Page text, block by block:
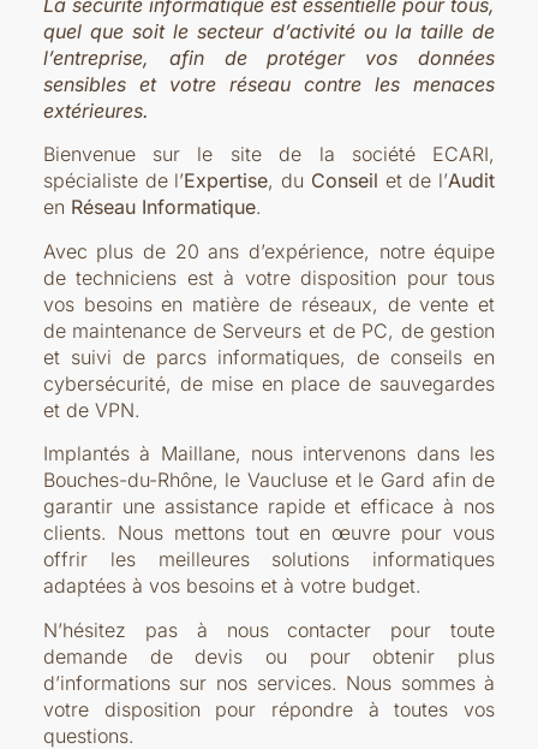
La sécurité informatique est essentielle pour tous,
quel que soit le secteur d’activité ou la taille de
l’entreprise, afin de protéger vos données
sensibles et votre réseau contre les menaces
extérieures.
Bienvenue sur le site de la société ECARI,
spécialiste de l’Expertise, du Conseil et de l’Audit
en Réseau Informatique.
Avec plus de 20 ans d’expérience, notre équipe
de techniciens est à votre disposition pour tous
vos besoins en matière de réseaux, de vente et
de maintenance de Serveurs et de PC, de gestion
et suivi de parcs informatiques, de conseils en
cybersécurité, de mise en place de sauvegardes
et de VPN.
Implantés à Maillane, nous intervenons dans les
Bouches-du-Rhône, le Vaucluse et le Gard afin de
garantir une assistance rapide et efficace à nos
clients. Nous mettons tout en œuvre pour vous
offrir les meilleures solutions informatiques
adaptées à vos besoins et à votre budget.
N’hésitez pas à nous contacter pour toute
demande de devis ou pour obtenir plus
d’informations sur nos services. Nous sommes à
votre disposition pour répondre à toutes vos
questions.